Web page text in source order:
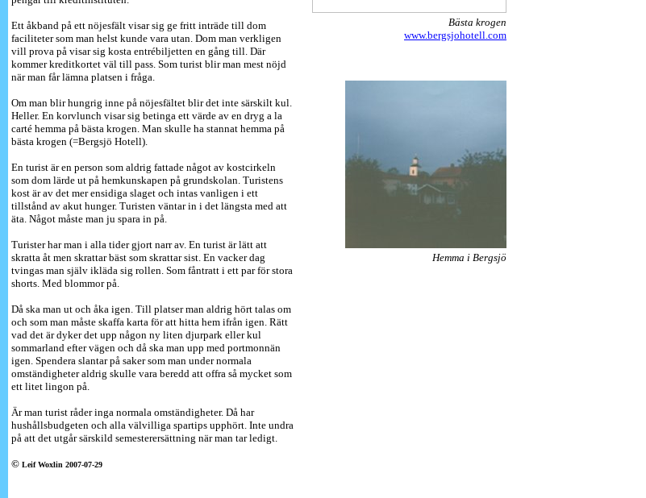
Ett åkband på ett nöjesfält visar sig ge fritt inträde till dom
faciliteter som man helst kunde vara utan. Dom man verkligen
vill prova på visar sig kosta entrébiljetten en gång till. Där
kommer kreditkortet väl till pass. Som turist blir man mest nöjd
när man får lämna platsen i fråga.
Om man blir hungrig inne på nöjesfältet blir det inte särskilt kul.
Heller. En korvlunch visar sig betinga ett värde av en dryg a la
carté hemma på bästa krogen. Man skulle ha stannat hemma på
bästa krogen (=Bergsjö Hotell).
En turist är en person som aldrig fattade något av kostcirkeln
som dom lärde ut på hemkunskapen på grundskolan. Turistens
kost är av det mer ensidiga slaget och intas vanligen i ett
tillstånd av akut hunger. Turisten väntar in i det längsta med att
äta. Något måste man ju spara in på.
Turister har man i alla tider gjort narr av. En turist är lätt att
skratta åt men skrattar bäst som skrattar sist. En vacker dag
tvingas man själv ikläda sig rollen. Som fåntratt i ett par för stora
shorts. Med blommor på.
Då ska man ut och åka igen. Till platser man aldrig hört talas om
och som man måste skaffa karta för att hitta hem ifrån igen. Rätt
vad det är dyker det upp någon ny liten djurpark eller kul
sommarland efter vägen och då ska man upp med portmonnän
igen. Spendera slantar på saker som man under normala
omständigheter aldrig skulle vara beredd att offra så mycket som
ett litet lingon på.
Är man turist råder inga normala omständigheter. Då har
hushållsbudgeten och alla välvilliga spartips upphört. Inte undra
på att det utgår särskild semesterersättning när man tar ledigt.
© Leif Woxlin 2007-07-29
Bästa krogen
www.bergsjohotell.com
Hemma i Bergsjö